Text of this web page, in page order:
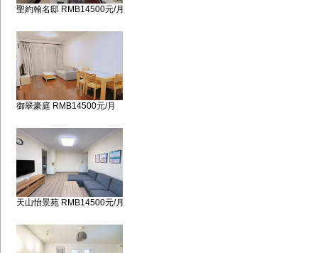
聖約翰名邸 RMB14500元/月
御翠豪庭 RMB14500元/月
天山怡景苑 RMB14500元/月